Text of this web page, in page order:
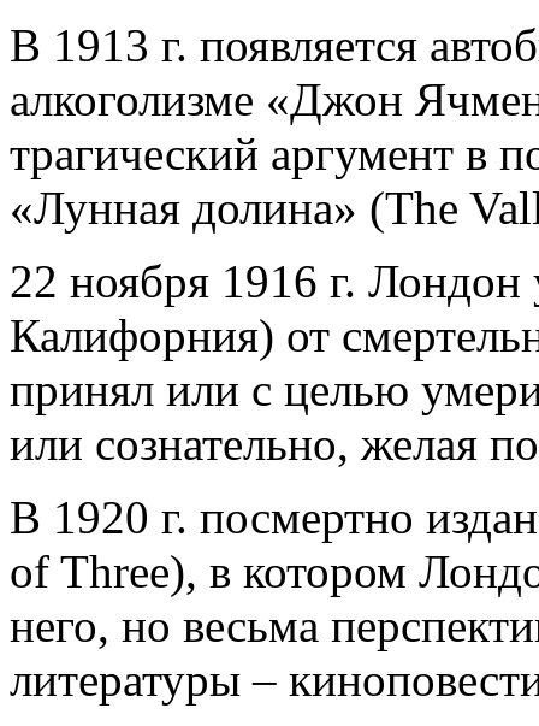
В 1913 г. появляется
алкоголизме «Джон
трагический аргумент в
«Лунная долина» (The
22 ноября 1916 г.
Калифорния) от
принял или с целью
или сознательно, желая
В 1920 г. посмертно
of Three), в котором
него, но весьма
литературы –